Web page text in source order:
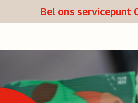
Bel ons servicepunt